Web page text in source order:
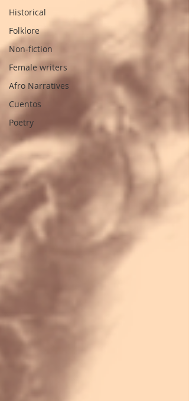
Historical
Folklore
Non-fiction
Female writers
Afro Narratives
Cuentos
Poetry